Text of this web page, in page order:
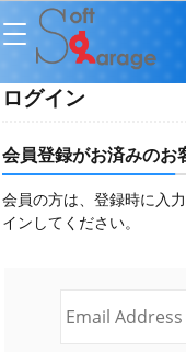
ログイン
会員登録がお済みのお
会員の方は、登録時に入
インしてください。